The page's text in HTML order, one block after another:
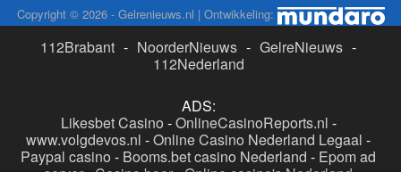
Copyright © 2026 - Gelrenieuws.nl | Ontwikkeling:
112Brabant - NoorderNieuws - GelreNieuws -
112Nederland
ADS:
Likesbet Casino -OnlineCasinoReports.nl -
www.volgdevos.nl -Online Casino Nederland Legaal -
Paypal casino - Booms.bet casino Nederland - Epom ad